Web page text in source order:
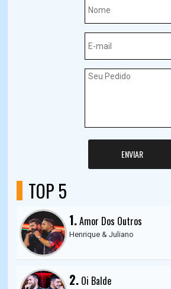
ENVIAR
TOP 5
1.Amor Dos Outros
Henrique & Juliano
2. Oi Balde